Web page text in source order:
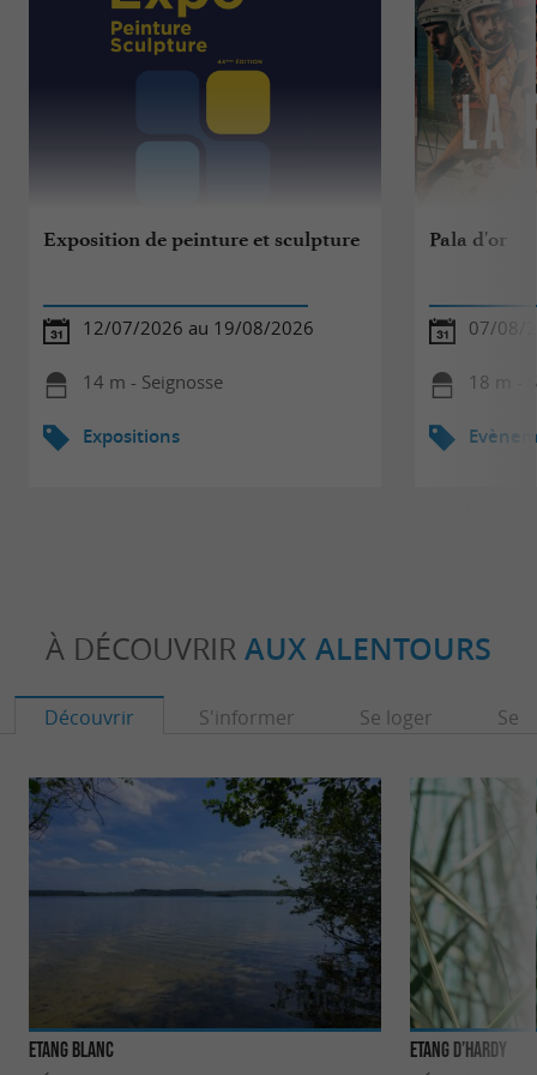
Exposition de peinture et sculpture
12/07/2026 au 19/08/2026
14 m - Seignosse
Expositions
Pala d'or
07/08/
18 m -
À DÉCOUVRIR AUX ALENTOURS
Découvrir S'informer Se loger Se
Etang Blanc Etang d’Hardy